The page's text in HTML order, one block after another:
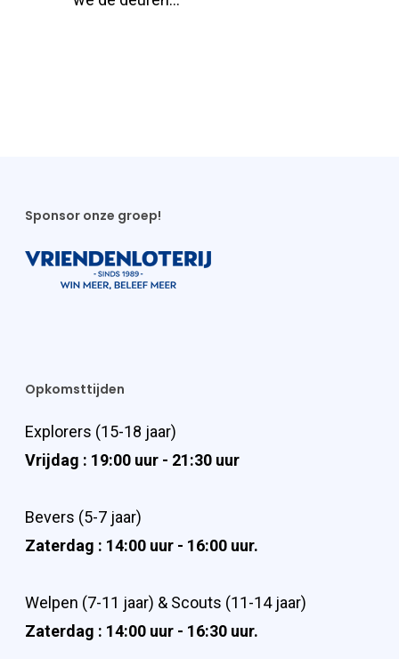
Sponsor onze groep!
Opkomsttijden
Explorers (15-18 jaar)
Vrijdag : 19:00 uur - 21:30 uur
Bevers (5-7 jaar)
Zaterdag : 14:00 uur - 16:00 uur.
Welpen (7-11 jaar) & Scouts (11-14 jaar)
Zaterdag : 14:00 uur - 16:30 uur.